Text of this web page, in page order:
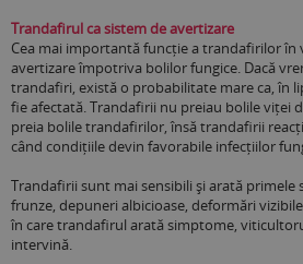
Trandafirul ca sistem de avertizare
Cea mai importantă funcție a trandafirilor în
avertizare împotriva bolilor fungice. Dacă
trandafiri, există o probabilitate mare ca, în
fie afectată. Trandafirii nu preiau bolile viței
preia bolile trandafirilor, însă trandafirii
când condițiile devin favorabile infecțiilor
Trandafirii sunt mai sensibili și arată primele
frunze, depuneri albicioase, deformări
în care trandafirul arată simptome,
intervină.